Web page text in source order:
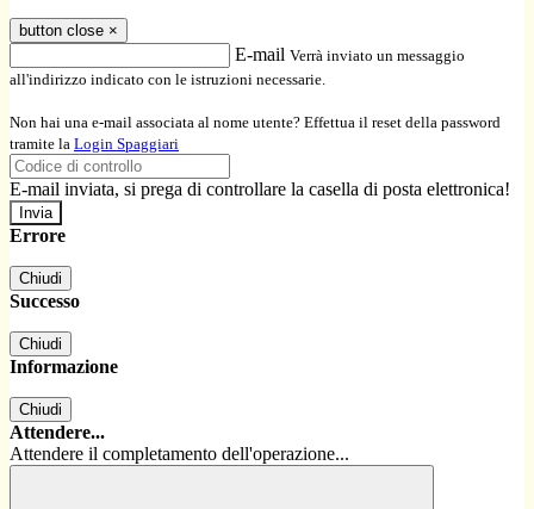
button close ×
E-mail Verrà inviato un messaggio
all'indirizzo indicato con le istruzioni necessarie.
Non hai una e-mail associata al nome utente? Effettua il reset della password
tramite la Login Spaggiari
E-mail inviata, si prega di controllare la casella di posta elettronica!
Errore
Chiudi
Successo
Chiudi
Informazione
Chiudi
Attendere...
Attendere il completamento dell'operazione...